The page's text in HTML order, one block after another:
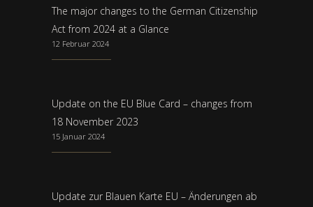
The major changes to the German Citizenship
Act from 2024 at a Glance
12 Februar 2024
Update on the EU Blue Card – changes from
18 November 2023
15 Januar 2024
Update zur Blauen Karte EU – Änderungen ab